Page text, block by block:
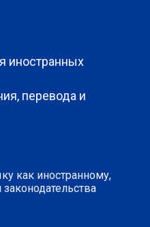
иностранных
перевода и
как иностранному,